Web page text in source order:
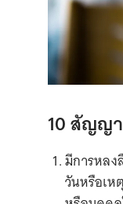
10 สัญญ
มีการหลง
วันหรือเ